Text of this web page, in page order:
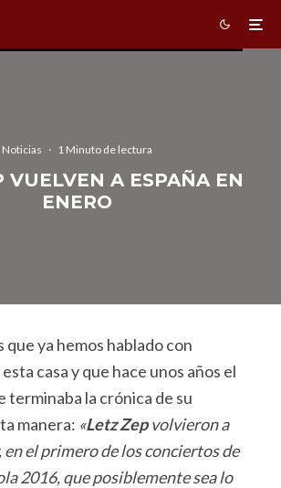
Noticias · 1 Minuto de lectura
VUELVEN A ESPAÑA EN
ENERO
que ya hemos hablado con
casa y que hace unos años el
terminaba la crónica de su
manera: «Letz Zepvolvieron a
el primero de los conciertos de
2016, que posiblemente sea lo